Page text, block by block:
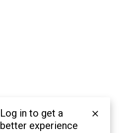
Log in to get a
better experience